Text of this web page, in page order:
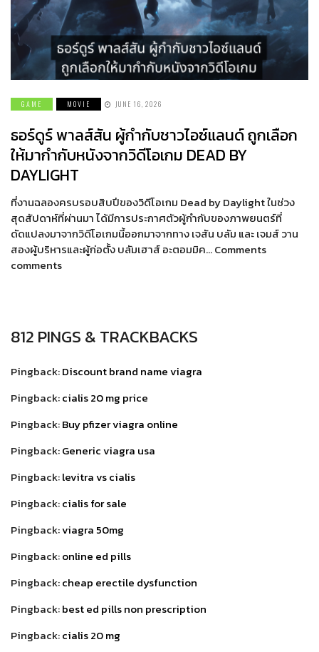
GAME MOVIE JUNE 16, 2026
ธอร์ดูร์ พาลส์สัน ผู้กำกับชาวไอซ์แลนด์ ถูกเลือก
ให้มากำกับหนังจากวิดีโอเกม DEAD BY
DAYLIGHT
ที่งานฉลองครบรอบสิบปีของวิดีโอเกม Dead by Daylight ในช่วง
สุดสัปดาห์ที่ผ่านมา ได้มีการประกาศตัวผู้กำกับของภาพยนตร์ที่
ดัดแปลงมาจากวิดีโอเกมนี้ออกมาจากทาง เจสัน บลัม และ เจมส์ วาน
สองผู้บริหารและผู้ก่อตั้ง บลัมเฮาส์ อะตอมมิค… Comments
comments
812 PINGS & TRACKBACKS
Pingback:Discount brand name viagra
Pingback:cialis 20 mg price
Pingback:Buy pfizer viagra online
Pingback:Generic viagra usa
Pingback:levitra vs cialis
Pingback:cialis for sale
Pingback:viagra 50mg
Pingback:online ed pills
Pingback:cheap erectile dysfunction
Pingback:best ed pills non prescription
Pingback:cialis 20 mg